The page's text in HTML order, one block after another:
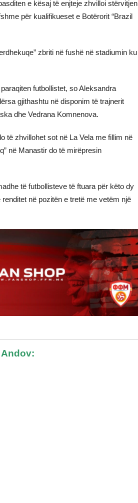
e kësaj të enjteje zhvilloi stërvitjen
për kualifikueset e Botërorit “Brazil
zbriti në fushë në stadiumin ku
futbollistet, so Aleksandra
gjithashtu në disponim të trajnerit
dhe Vedrana Komnenova.
të zhvillohet sot në La Vela me fillim në
në Manastir do të mirëpresin
të futbollisteve të ftuara për këto dy
në pozitën e tretë me vetëm një